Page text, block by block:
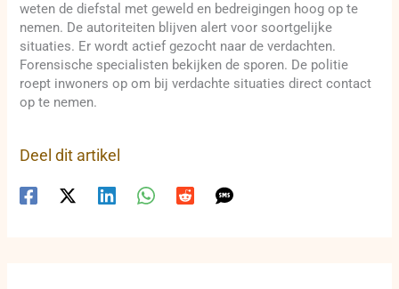
weten de diefstal met geweld en bedreigingen hoog op te
nemen. De autoriteiten blijven alert voor soortgelijke
situaties. Er wordt actief gezocht naar de verdachten.
Forensische specialisten bekijken de sporen. De politie
roept inwoners op om bij verdachte situaties direct contact
op te nemen.
Deel dit artikel